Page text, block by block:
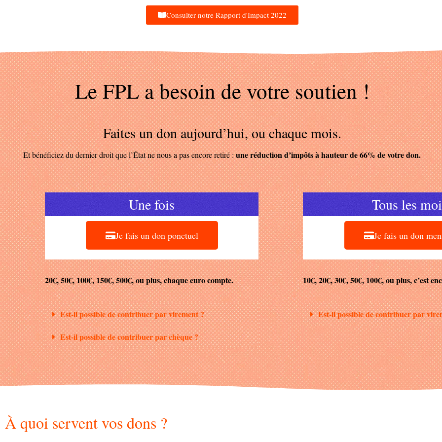
Consulter notre Rapport d'Impact 2022
Le FPL a besoin de votresoutien !
Faites un don aujourd’hui, ou chaque mois.
Et bénéficiez du dernier droit que l’État ne nous a pas encore retiré :une réduction d’impôts à hauteur de 66% de votre don.
Une fois
Je fais un don ponctuel
20€, 50€, 100€, 150€, 500€, ou plus, chaque euro compte.
Est-il possible de contribuer par virement ?
Est-il possible de contribuer par chèque ?
Tous les
Je fais un don
10€, 20€, 30€, 50€, 100€, ou plus, c’est
Est-il possible de contribuer par
À quoi servent vos dons ?